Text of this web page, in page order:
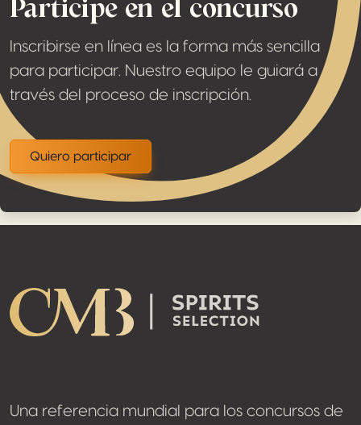
Participe en el concurso
Inscribirse en línea es la forma más sencilla
para participar. Nuestro equipo le guiará a
través del proceso de inscripción.
Quiero participar
Una referencia mundial para los concursos de